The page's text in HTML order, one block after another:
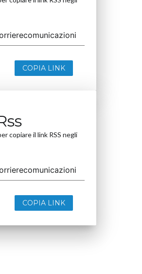
COPIA LINK
copiare il link RSS negli
COPIA LINK